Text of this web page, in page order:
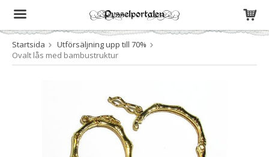
Produkten har blivit tillagd i varukorgen
Startsida
Utförsäljning upp till 70%
Ovalt lås med bambustruktur